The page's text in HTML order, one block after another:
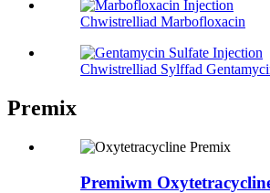
Chwistrelliad Marbofloxacin
Chwistrelliad Sylffad
Premix
Premiwm